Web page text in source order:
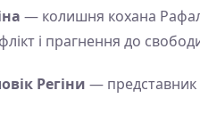
— колишня кохана
і прагнення до
Регіни — представник